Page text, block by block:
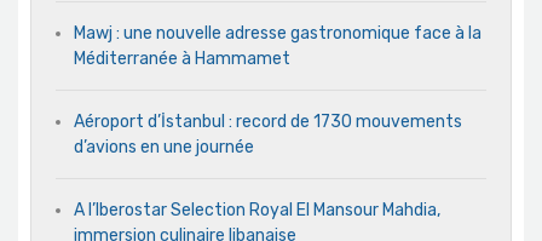
Mawj : une nouvelle adresse gastronomique face à la
Méditerranée à Hammamet
Aéroport d’İstanbul : record de 1730 mouvements
d’avions en une journée
A l’Iberostar Selection Royal El Mansour Mahdia,
immersion culinaire libanaise